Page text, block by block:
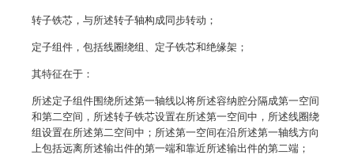
转子铁芯，与所述转子轴构成同步转动；
定子组件，包括线圈绕组、定子铁芯和绝缘架；
其特征在于：
所述定子组件围绕所述第一轴线以将所述容纳腔分隔成第一空间
和第二空间，所述转子铁芯设置在所述第一空间中，所述线圈绕
组设置在所述第二空间中；所述第一空间在沿所述第一轴线方向
上包括远离所述输出件的第一端和靠近所述输出件的第二端；